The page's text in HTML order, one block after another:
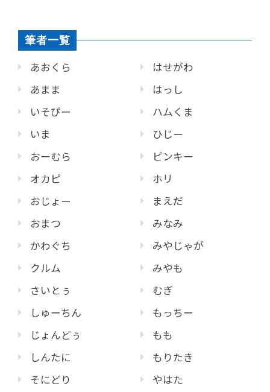
筆者一覧
あおくら
あまま
いそぴー
いま
おーむら
オカピ
おじょー
おまつ
かわぐち
クルム
さいとぅ
しゅーちん
じょんどぅ
しんたに
そにどり
はせがわ
はっし
ハムくま
ひじー
ピンキー
ホリ
まえだ
みなみ
みやじゃが
みやも
むぎ
もっちー
もも
もりたき
やはた